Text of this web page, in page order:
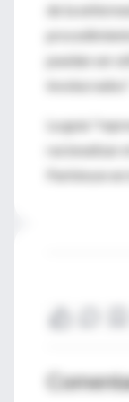
de la
puedan ser
involucrados".
La guía
racionalizar
Parkinson